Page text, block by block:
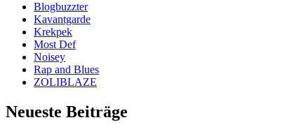
Blogbuzzter
Kavantgarde
Krekpek
Most Def
Noisey
Rap and Blues
ZOLIBLAZE
Neueste Beiträge